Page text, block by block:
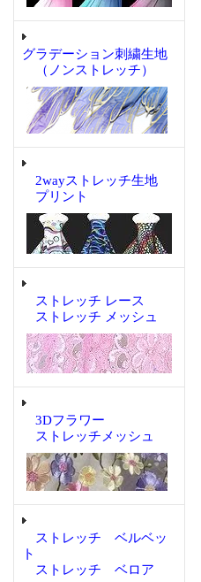
グラデーション刺繍生地
（ノンストレッチ）
2wayストレッチ生地
プリント
ストレッチ レース
ストレッチ メッシュ
3Dフラワー
ストレッチメッシュ
ストレッチ ベルベッ
ト
ストレッチ ベロア